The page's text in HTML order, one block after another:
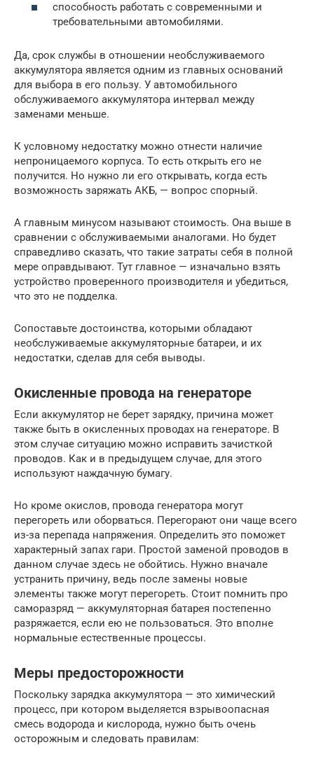
способность работать с современными и
требовательными автомобилями.
Да, срок службы в отношении необслуживаемого
аккумулятора является одним из главных оснований
для выбора в его пользу. У автомобильного
обслуживаемого аккумулятора интервал между
заменами меньше.
К условному недостатку можно отнести наличие
непроницаемого корпуса. То есть открыть его не
получится. Но нужно ли его открывать, когда есть
возможность заряжать АКБ, — вопрос спорный.
А главным минусом называют стоимость. Она выше в
сравнении с обслуживаемыми аналогами. Но будет
справедливо сказать, что такие затраты себя в полной
мере оправдывают. Тут главное — изначально взять
устройство проверенного производителя и убедиться,
что это не подделка.
Сопоставьте достоинства, которыми обладают
необслуживаемые аккумуляторные батареи, и их
недостатки, сделав для себя выводы.
Окисленные провода на генераторе
Если аккумулятор не берет зарядку, причина может
также быть в окисленных проводах на генераторе. В
этом случае ситуацию можно исправить зачисткой
проводов. Как и в предыдущем случае, для этого
используют наждачную бумагу.
Но кроме окислов, провода генератора могут
перегореть или оборваться. Перегорают они чаще всего
из-за перепада напряжения. Определить это поможет
характерный запах гари. Простой заменой проводов в
данном случае здесь не обойтись. Нужно вначале
устранить причину, ведь после замены новые
элементы также могут перегореть. Стоит помнить про
саморазряд — аккумуляторная батарея постепенно
разряжается, если ею не пользоваться. Это вполне
нормальные естественные процессы.
Меры предосторожности
Поскольку зарядка аккумулятора — это химический
процесс, при котором выделяется взрывоопасная
смесь водорода и кислорода, нужно быть очень
осторожным и следовать правилам: